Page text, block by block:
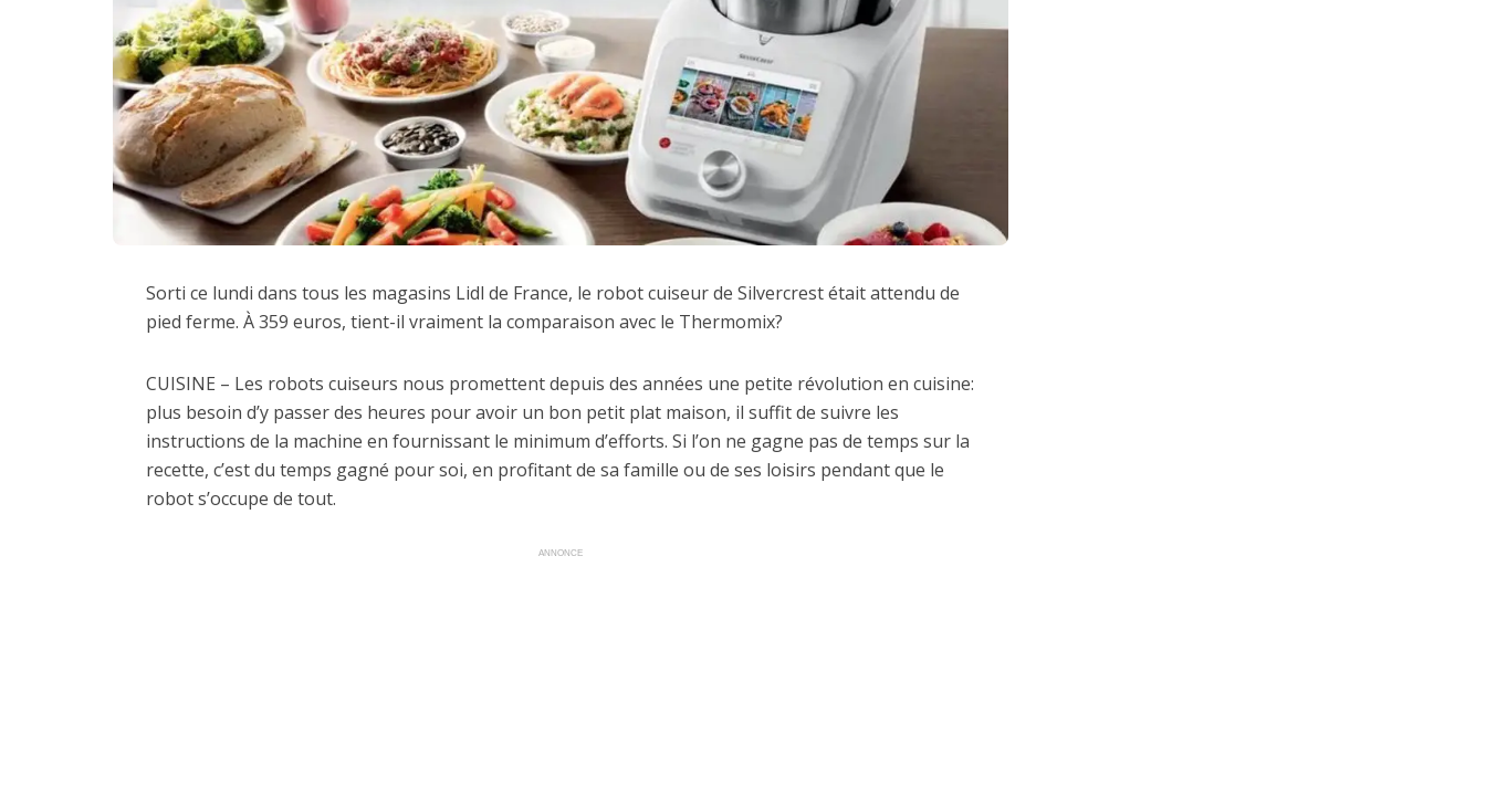
Sorti ce lundi dans tous les magasins Lidl de France, le robot cuiseur de Silvercrest était attendu de
pied ferme. À 359 euros, tient-il vraiment la comparaison avec le Thermomix?
CUISINE – Les robots cuiseurs nous promettent depuis des années une petite révolution en cuisine:
plus besoin d’y passer des heures pour avoir un bon petit plat maison, il suffit de suivre les
instructions de la machine en fournissant le minimum d’efforts. Si l’on ne gagne pas de temps sur la
recette, c’est du temps gagné pour soi, en profitant de sa famille ou de ses loisirs pendant que le
robot s’occupe de tout.
ANNONCE